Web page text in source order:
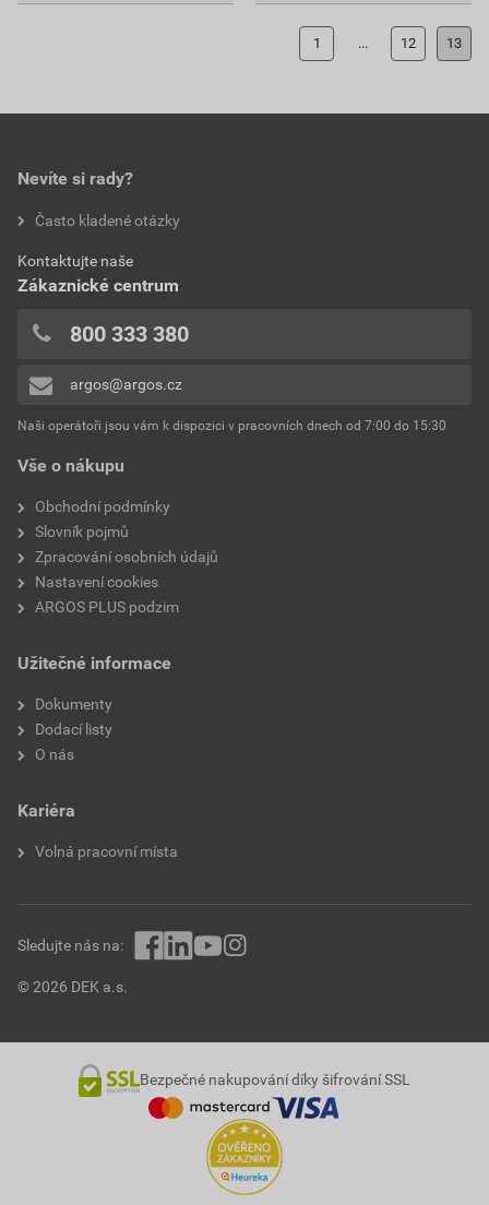
1 ... 12 13
Vše o nákupu
Obchodní podmínky
Slovník pojmů
Zpracování osobních údajů
Nastavení cookies
ARGOS PLUS podzim
Užitečné informace
Dokumenty
Dodací listy
O nás
Kariéra
Volná pracovní místa
Nevíte si rady?
Často kladené otázky
Kontaktujte naše
Zákaznické centrum
800 333 380
argos@argos.cz
Naši operátoři jsou vám k dispozici v pracovních dnech od 7:00 do 15:30
© 2026 DEK a.s.
Sledujte nás na:
Bezpečné nakupování díky šifrování SSL